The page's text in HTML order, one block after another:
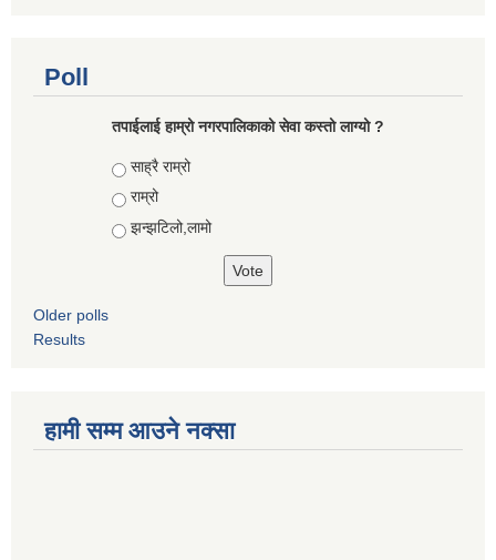
Poll
तपाईलाई हाम्रो नगरपालिकाको सेवा कस्तो लाग्यो ?
Choices
साह्रै राम्रो
राम्रो
झन्झटिलो,लामो
Older polls
Results
हामी सम्म आउने नक्सा